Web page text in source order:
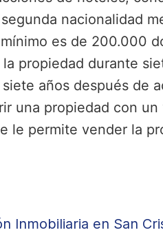
nacionalidad
es de 200.000
propiedad durante
años después de
una propiedad con
le permite vender la
Inmobiliaria en San